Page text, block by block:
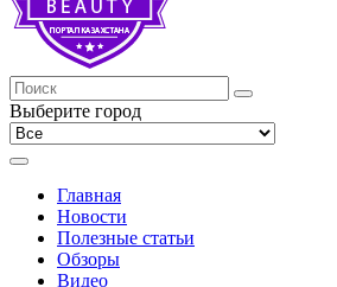
Выберите город
Главная
Новости
Полезные статьи
Обзоры
Видео